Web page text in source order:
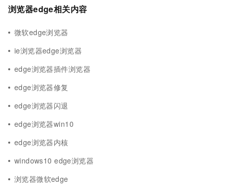
浏览器edge相关内容
微软edge浏览器
ie浏览器edge浏览器
edge浏览器插件浏览器
edge浏览器修复
edge浏览器闪退
edge浏览器win10
edge浏览器内核
windows10 edge浏览器
浏览器微软edge